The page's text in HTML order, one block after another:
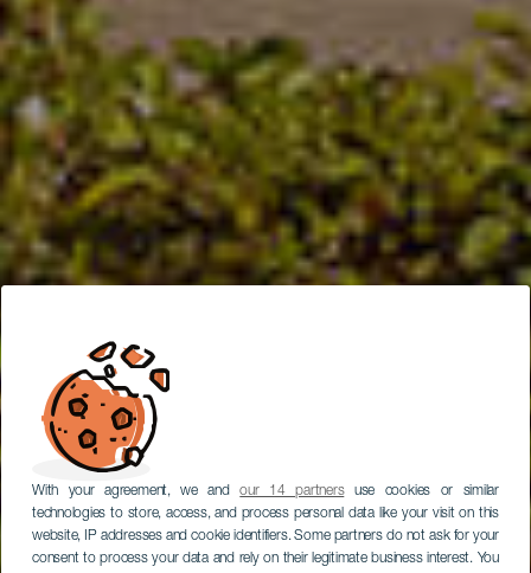
With your agreement, we andour 14 partnersuse cookies or similar
technologies to store, access, and process personal data like your visit on this
website, IP addresses and cookie identifiers. Some partners do not ask for your
consent to process your data and rely on their legitimate business interest. You